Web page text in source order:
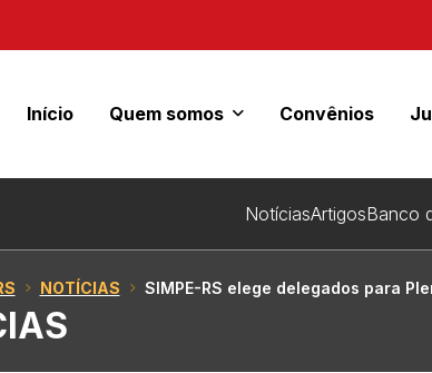
Início Quem somos Convênios
resultado
NotíciasArtigosBanco
NOTÍCIAS SIMPE-RS elege delegados para Plenária da FENAMP e tem prestação